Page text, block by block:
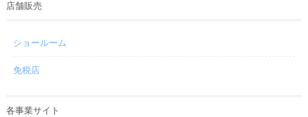
店舗販売
ショールーム
免税店
各事業サイト